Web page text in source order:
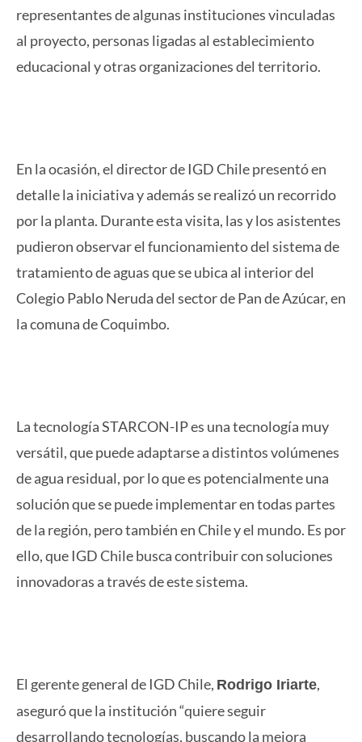
representantes de algunas instituciones vinculadas
al proyecto, personas ligadas al establecimiento
educacional y otras organizaciones del territorio.
En la ocasión, el director de IGD Chile presentó en
detalle la iniciativa y además se realizó un recorrido
por la planta. Durante esta visita, las y los asistentes
pudieron observar el funcionamiento del sistema de
tratamiento de aguas que se ubica al interior del
Colegio Pablo Neruda del sector de Pan de Azúcar, en
la comuna de Coquimbo.
La tecnología STARCON-IP es una tecnología muy
versátil, que puede adaptarse a distintos volúmenes
de agua residual, por lo que es potencialmente una
solución que se puede implementar en todas partes
de la región, pero también en Chile y el mundo. Es por
ello, que IGD Chile busca contribuir con soluciones
innovadoras a través de este sistema.
El gerente general de IGD Chile, Rodrigo Iriarte,
aseguró que la institución “quiere seguir
desarrollando tecnologías, buscando la mejora